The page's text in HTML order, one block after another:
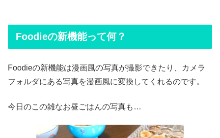
Foodieの新機能って何？
Foodieの新機能は漫画風の写真が撮影できたり、カメラ
フォルダにある写真を漫画風に変換してくれるのです。
今日のこの雑なお昼ごはんの写真も…